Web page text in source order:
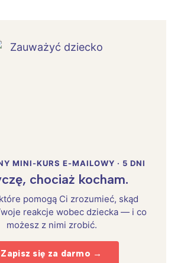
MINI-KURS E-MAILOWY · 5 DNI
chociaż kocham.
pomogą Ci zrozumieć, skąd
reakcje wobec dziecka — i co
możesz z nimi zrobić.
Zapisz się za darmo →